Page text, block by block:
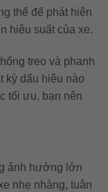
thể để phát hiện
hiệu suất của xe.
treo và phanh
kỳ dấu hiệu nào
tối ưu, bạn nên
ảnh hưởng lớn
nhẹ nhàng, tuân